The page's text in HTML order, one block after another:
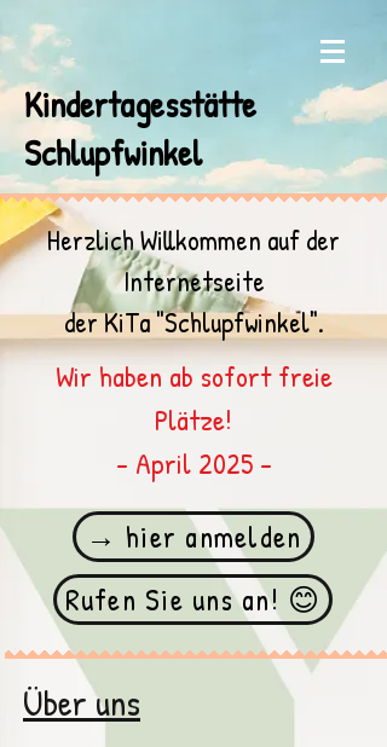
Kindertagesstätte
Schlupfwinkel
Herzlich Willkommen auf der
Internetseite
der KiTa "Schlupfwinkel".
Wir haben ab sofort freie
Plätze!
- April 2025 -
→ hier anmelden
Rufen Sie uns an! 😊
Über uns